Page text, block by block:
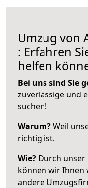
Umzug von
: Erfahren
helfen
Bei uns sind Sie
zuverlässige und
suchen!
Warum?Weil
richtig ist.
Wie? Durch unser
können wir Ihnen
andere